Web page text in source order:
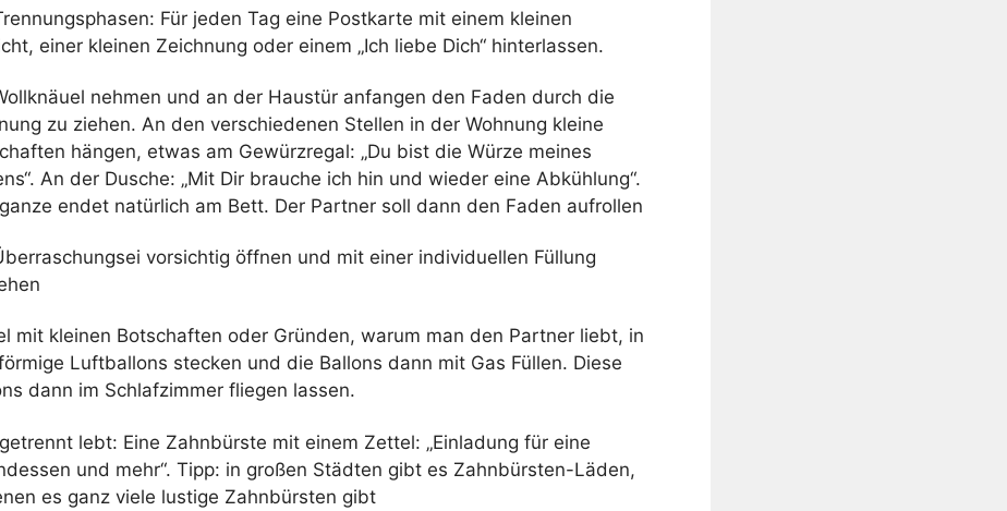
Für jeden Tag eine Postkarte mit einem kleinen
einer kleinen Zeichnung oder einem „Ich liebe Dich“ hinterlassen.
nehmen und an der Haustür anfangen den Faden durch die
zu ziehen. An den verschiedenen Stellen in der Wohnung kleine
hängen, etwas am Gewürzregal: „Du bist die Würze meines
An der Dusche: „Mit Dir brauche ich hin und wieder eine Abkühlung“.
endet natürlich am Bett. Der Partner soll dann den Faden aufrollen
vorsichtig öffnen und mit einer individuellen Füllung
mit kleinen Botschaften oder Gründen, warum man den Partner liebt, in
Luftballons stecken und die Ballons dann mit Gas Füllen. Diese
dann im Schlafzimmer fliegen lassen.
lebt: Eine Zahnbürste mit einem Zettel: „Einladung für eine
und mehr“. Tipp: in großen Städten gibt es Zahnbürsten-Läden,
es ganz viele lustige Zahnbürsten gibt